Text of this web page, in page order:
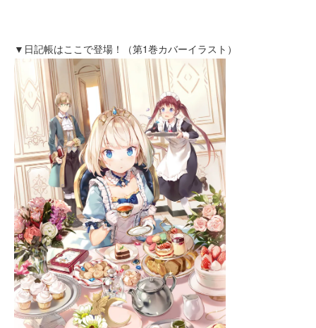
▼日記帳はここで登場！（第1巻カバーイラスト）